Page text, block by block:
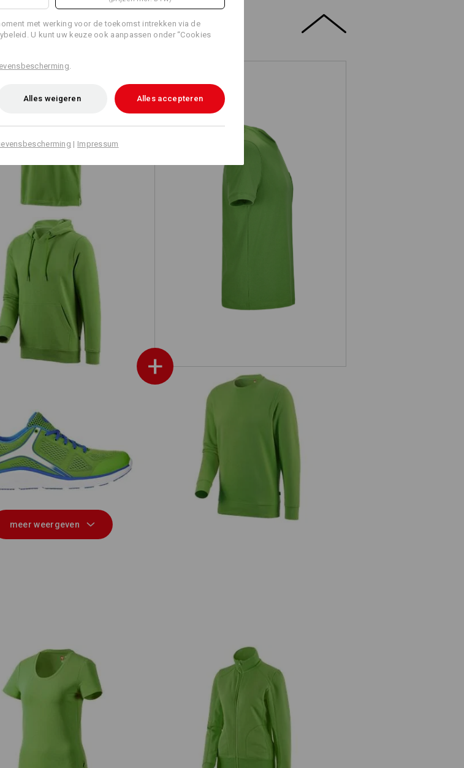
+
Hoody-Sweatshirt poly cotton
O1 Werkschoenen Asterope e.s. Sweatshirt poly cotton
meer weergeven
T-Shirt cotton stretch, dames e.s. Sweatjack poly cotton, dames
met werking voor de toekomst intrekken via de
U kunt uw keuze ook aanpassen onder “Cookies
Alles weigeren Alles accepteren
| Impressum